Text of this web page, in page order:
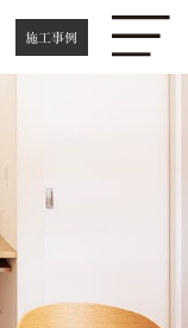
施工事例